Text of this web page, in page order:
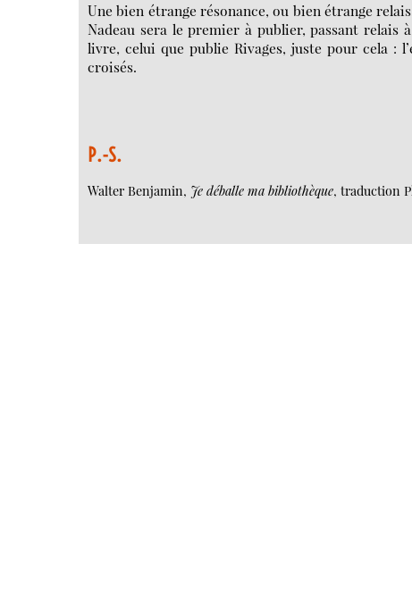
Une bien étrange résonance, ou bien étrange
Nadeau sera le premier à publier, passant relais
livre, celui que publie Rivages, juste pour cela :
croisés.
P.-S.
Walter Benjamin, Je déballe ma bibliothèque, traduction